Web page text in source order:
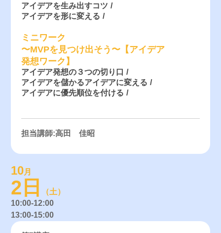
アイデアを生み出すコツ
アイデアを形に変える
ミニワーク
〜MVPを見つけ出そう〜【アイデア
発想ワーク】
アイデア発想の３つの切り口
アイデアを儲かるアイデアに変える
アイデアに優先順位を付ける
担当講師:高田 佳昭
10月
2日
（土）
10:00-12:00
13:00-15:00